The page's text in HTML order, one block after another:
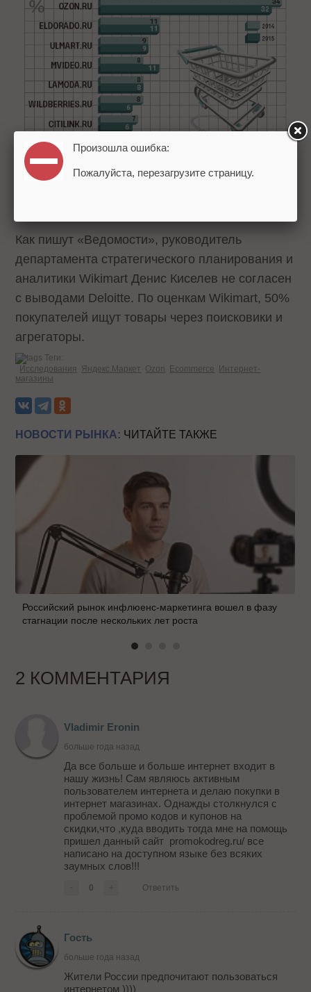
Как пишут «Ведомости», руководитель
департамента стратегического планирования и
аналитики Wikimart Денис Киселев не согласен
с выводами Deloitte. По оценкам Wikimart, 50%
покупателей ищут товары через поисковики и
агрегаторы.
Теги:
Исследования
Яндекс.Маркет Ozon Ecommerce Интернет-
магазины
НОВОСТИ РЫНКА: ЧИТАЙТЕ ТАКЖЕ
Российский рынок инфлюенс-маркетинга вошел в фазу
стагнации после нескольких лет роста
2 КОММЕНТАРИЯ
Vladimir Eronin
больше года назад
Да все больше и больше интернет входит в
нашу жизнь! Сам являюсь активным
пользователем интернета и делаю покупки в
интернет магазинах. Однажды столкнулся с
проблемой промо кодов и купонов на
скидки,что ,куда вводить тогда мне на помощь
пришел данный сайт promokodreg.ru/ все
написано на доступном языке без всяких
заумных слов!!!
0 Ответить
Гость
больше года назад
Жители России предпочитают пользоваться
интернетом ))))
Произошла ошибка:
Пожалуйста, перезагрузите страницу.